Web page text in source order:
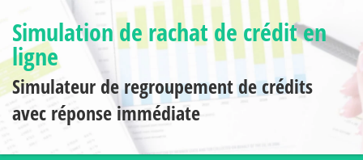
Simulation de rachat de crédit en
ligne
Simulateur de regroupement de crédits
avec réponse immédiate